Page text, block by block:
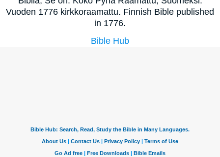
Vuoden 1776 kirkkoraamattu. Finnish Bible published
in 1776.
Bible Hub